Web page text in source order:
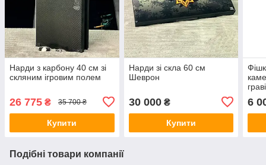
Нарди з карбону 40 см зі
скляним ігровим полем
26 775 ₴ 35 700 ₴
Купити
Нарди зі скла 60 см
Шеврон
30 000₴
Купити
6
Подібні товари компанії